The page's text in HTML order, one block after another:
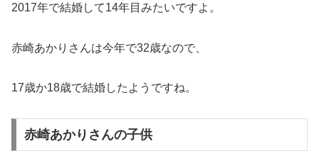
2017年で結婚して14年目みたいですよ。
赤崎あかりさんは今年で32歳なので、
17歳か18歳で結婚したようですね。
赤崎あかりさんの子供